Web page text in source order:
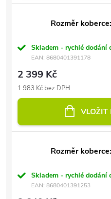
Rozměr
Skladem - rychlé dodání
EAN: 8680401391178
2 399 Kč
1 983 Kč bez DPH
VLOŽIT
Rozměr
Skladem - rychlé dodání
EAN: 8680401391253